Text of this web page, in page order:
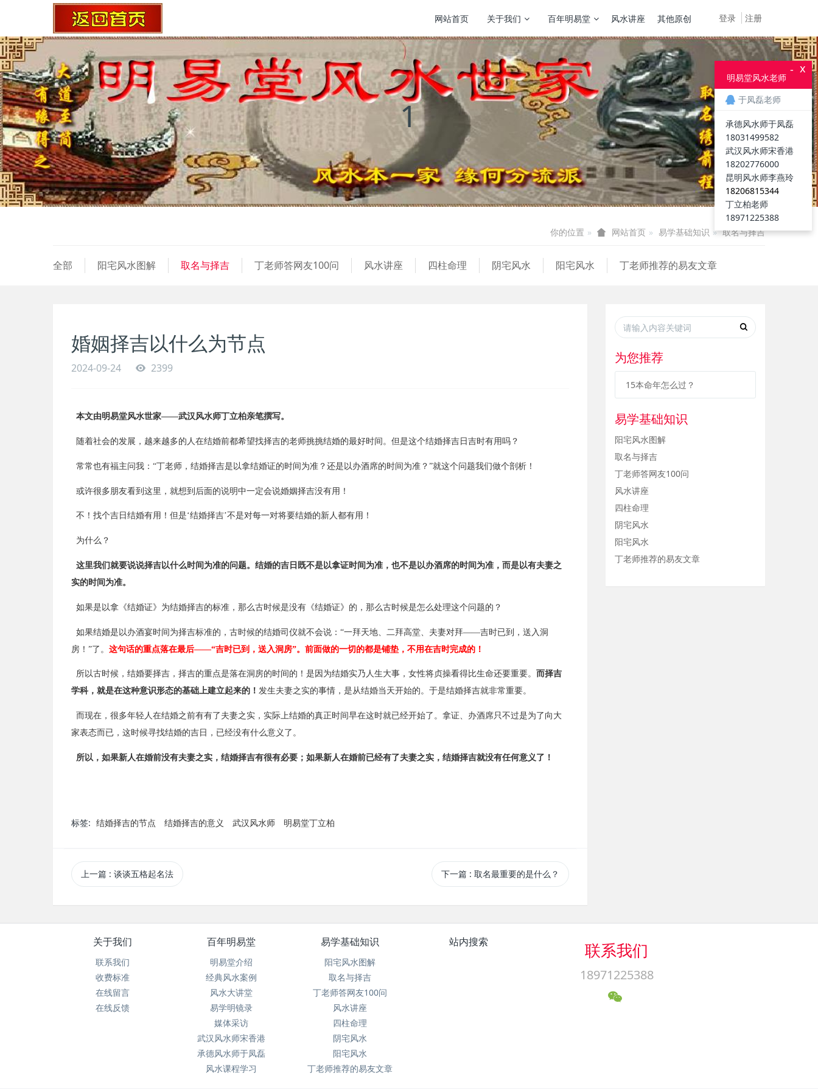
登录 注册
网站首页 关于我们 百年明易堂 风水讲座 其他原创
1
你的位置 网站首页 易学基础知识 取名与择吉
全部 阳宅风水图解 取名与择吉 丁老师答网友100问 风水讲座 四柱命理 阴宅风水 阳宅风水 丁老师推荐的易友文章
婚姻择吉以什么为节点
2024-09-24 2399
本文由明易堂风水世家——武汉风水师丁立柏亲笔撰写。
随着社会的发展，越来越多的人在结婚前都希望找择吉的老师挑挑结婚的最好时间。但是这个结婚择吉日吉时有用吗？
常常也有福主问我：“丁老师，结婚择吉是以拿结婚证的时间为准？还是以办酒席的时间为准？”就这个问题我们做个剖析！
或许很多朋友看到这里，就想到后面的说明中一定会说婚姻择吉没有用！
不！找个吉日结婚有用！但是‘结婚择吉’不是对每一对将要结婚的新人都有用！
为什么？
这里我们就要说说择吉以什么时间为准的问题。结婚的吉日既不是以拿证时间为准，也不是以办酒席的时间为准，而是以有夫妻之
实的时间为准。
如果是以拿《结婚证》为结婚择吉的标准，那么古时候是没有《结婚证》的，那么古时候是怎么处理这个问题的？
如果结婚是以办酒宴时间为择吉标准的，古时候的结婚司仪就不会说：“一拜天地、二拜高堂、夫妻对拜——吉时已到，送入洞
房！”了。 这句话的重点落在最后——“吉时已到，送入洞房”。前面做的一切的都是铺垫，不用在吉时完成的！
所以古时候，结婚要择吉，择吉的重点是落在洞房的时间的！是因为结婚实乃人生大事，女性将贞操看得比生命还要重要。 而择吉
学科，就是在这种意识形态的基础上建立起来的！ 发生夫妻之实的事情，是从结婚当天开始的。于是结婚择吉就非常重要。
而现在，很多年轻人在结婚之前有有了夫妻之实，实际上结婚的真正时间早在这时就已经开始了。拿证、办酒席只不过是为了向大
家表态而已，这时候寻找结婚的吉日，已经没有什么意义了。
所以，如果新人在婚前没有夫妻之实，结婚择吉有很有必要；如果新人在婚前已经有了夫妻之实，结婚择吉就没有任何意义了！
标签: 结婚择吉的节点 结婚择吉的意义 武汉风水师 明易堂丁立柏
上一篇 : 谈谈五格起名法 下一篇 : 取名最重要的是什么？
为您推荐
15本命年怎么过？
易学基础知识
阳宅风水图解
取名与择吉
丁老师答网友100问
风水讲座
四柱命理
阴宅风水
阳宅风水
丁老师推荐的易友文章
关于我们
联系我们
收费标准
在线留言
在线反馈
百年明易堂
明易堂介绍
经典风水案例
风水大讲堂
易学明镜录
媒体采访
武汉风水师宋香港
承德风水师于凤磊
风水课程学习
易学基础知识
阳宅风水图解
取名与择吉
丁老师答网友100问
风水讲座
四柱命理
阴宅风水
阳宅风水
丁老师推荐的易友文章
站内搜索 联系我们
18971225388
x
-
明易堂风水老师
于凤磊老师
承德风水师于凤磊
18031499582
武汉风水师宋香港
18202776000
昆明风水师李燕玲
18206815344
丁立柏老师
18971225388